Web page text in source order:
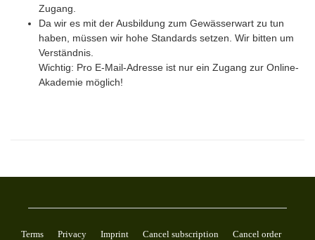
Zugang.
Da wir es mit der Ausbildung zum Gewässerwart zu tun
haben, müssen wir hohe Standards setzen. Wir bitten um
Verständnis.
Wichtig: Pro E-Mail-Adresse ist nur ein Zugang zur Online-
Akademie möglich!
Terms Privacy Imprint Cancel subscription Cancel order